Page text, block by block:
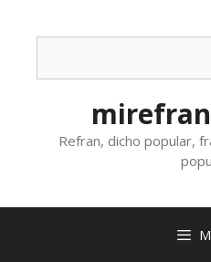
Refran, dicho popular,